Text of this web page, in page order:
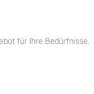
für Ihre Bedürfnisse.